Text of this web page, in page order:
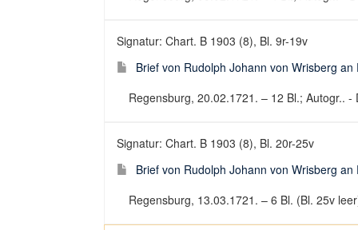
Signatur: Chart. B 1903 (8), Bl. 9r-19v
Brief von Rudolph Johann von Wrisberg
Regensburg, 20.02.1721. – 12 Bl.; Autogr..
Signatur: Chart. B 1903 (8), Bl. 20r-25v
Brief von Rudolph Johann von Wrisberg
Regensburg, 13.03.1721. – 6 Bl. (Bl. 25v